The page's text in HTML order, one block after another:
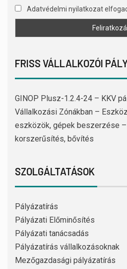
Adatvédelmi nyilatkozat
FRISS VÁLLALKOZÓI
GINOP Plusz-1.2.4-24 – KKV
Vállalkozási Zónákban –
eszközök, gépek beszerzése –
korszerűsítés, bővítés
SZOLGÁLTATÁSOK
Pályázatírás
Pályázati Előminősítés
Pályázati tanácsadás
Pályázatírás vállalkozásoknak
Mezőgazdasági pályázatírás